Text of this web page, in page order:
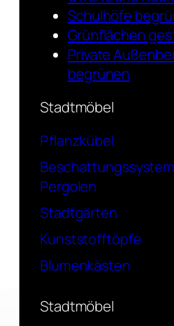
Schulhöfe
Grünflächen
Private
begrünen
Stadtmöbel
Pflanzkübel
Pergolen
Stadtgärten
Kunststofftöpfe
Blumenkästen
Stadtmöbel